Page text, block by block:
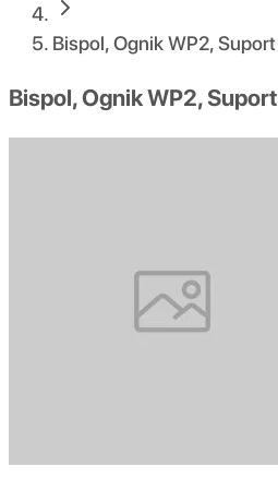
Bispol, Ognik WP2,
Bispol, Ognik WP2,